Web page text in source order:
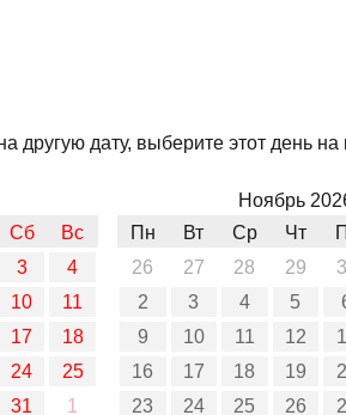
другую дату, выберите этот день на
Сб
Вс
3
4
10
11
17
18
24
25
31
1
Ноябрь
Пн
Вт Ср Чт
26
27 28 29
2
3 4 5
9
10 11 12
16
17 18 19
23
24 25 26